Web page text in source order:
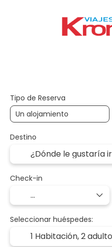
Tipo de Reserva
Destino
Check-in
Seleccionar huéspedes:
1 Habitación,2